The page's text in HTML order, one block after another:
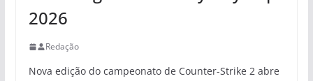
2026
Redação
Nova edição do campeonato de Counter-Strike 2 abre